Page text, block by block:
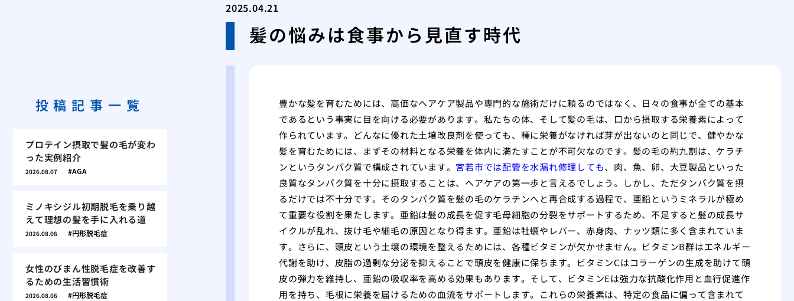
2025.04.21
髪の悩みは食事から見直す時代
豊かな髪を育むためには、高価なヘアケア製品や専門的な施術だけに頼るのではなく、日々の食事が全ての基本
であるという事実に目を向ける必要があります。私たちの体、そして髪の毛は、口から摂取する栄養素によって
作られています。どんなに優れた土壌改良剤を使っても、種に栄養がなければ芽が出ないのと同じで、健やかな
髪を育むためには、まずその材料となる栄養を体内に満たすことが不可欠なのです。髪の毛の約九割は、ケラチ
ンというタンパク質で構成されています。 宮若市では配管を水漏れ修理しても、肉、魚、卵、大豆製品といった
良質なタンパク質を十分に摂取することは、ヘアケアの第一歩と言えるでしょう。しかし、ただタンパク質を摂
るだけでは不十分です。そのタンパク質を髪の毛のケラチンへと再合成する過程で、亜鉛というミネラルが極め
て重要な役割を果たします。亜鉛は髪の成長を促す毛母細胞の分裂をサポートするため、不足すると髪の成長サ
イクルが乱れ、抜け毛や細毛の原因となり得ます。亜鉛は牡蠣やレバー、赤身肉、ナッツ類に多く含まれていま
す。さらに、頭皮という土壌の環境を整えるためには、各種ビタミンが欠かせません。ビタミンB群はエネルギー
代謝を助け、皮脂の過剰な分泌を抑えることで頭皮を健康に保ちます。ビタミンCはコラーゲンの生成を助けて頭
皮の弾力を維持し、亜鉛の吸収率を高める効果もあります。そして、ビタミンEは強力な抗酸化作用と血行促進作
用を持ち、毛根に栄養を届けるための血流をサポートします。これらの栄養素は、特定の食品に偏って含まれて
投稿記事一覧
プロテイン摂取で髪の毛が変わ
った実例紹介
2026.08.07 AGA
ミノキシジル初期脱毛を乗り越
えて理想の髪を手に入れる道
2026.08.06 円形脱毛症
女性のびまん性脱毛症を改善す
るための生活習慣術
2026.08.06 円形脱毛症